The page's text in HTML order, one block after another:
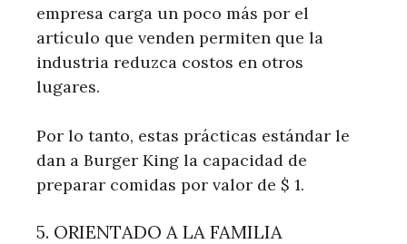
empresa carga un poco más por el
artículo que venden permiten que la
industria reduzca costos en otros
lugares.
Por lo tanto, estas prácticas estándar le
dan a Burger King la capacidad de
preparar comidas por valor de $ 1.
5. ORIENTADO A LA FAMILIA